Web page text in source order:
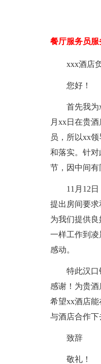
餐厅服务员服
xxx酒店
您好！
首先我为
月xx日在贵
员，所以xx
和落实。针
节，因中间有
11月12
提出房间要
为我们提供
一样工作到
感动。
特此汉口
感谢！为贵酒
希望xx酒店
与酒店合作下
致辞
敬礼！